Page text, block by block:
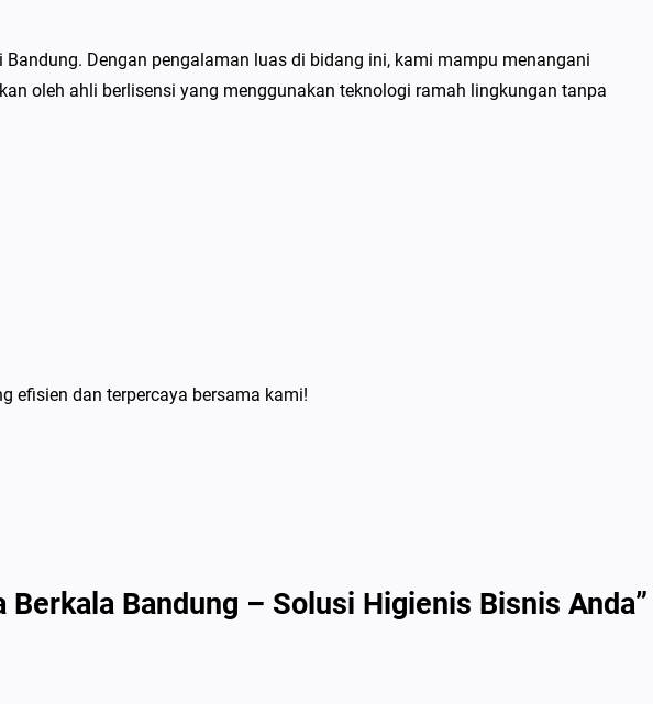
Dengan pengalaman luas di bidang ini, kami mampu menangani
oleh ahli berlisensi yang menggunakan teknologi ramah lingkungan tanpa
efisien dan terpercaya bersama kami!
Bandung – Solusi Higienis Bisnis Anda”